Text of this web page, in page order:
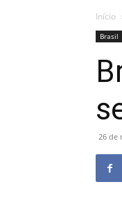
Início
Brasil
26 de